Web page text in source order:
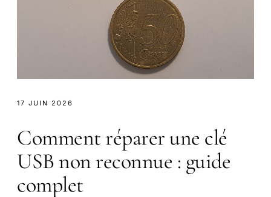
17 JUIN 2026
Comment réparer une clé
USB non reconnue : guide
complet